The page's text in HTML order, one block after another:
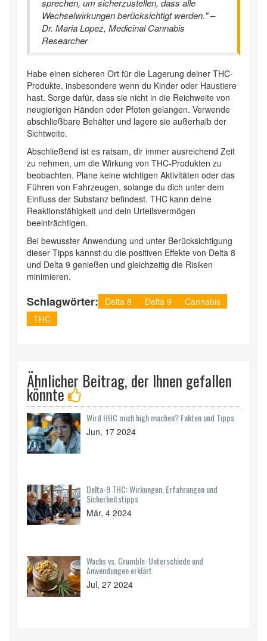
sprechen, um sicherzustellen, dass alle
Wechselwirkungen berücksichtigt werden." –
Dr. Maria Lopez, Medicinal Cannabis
Researcher
Habe einen sicheren Ort für die Lagerung deiner THC-
Produkte, insbesondere wenn du Kinder oder Haustiere
hast. Sorge dafür, dass sie nicht in die Reichweite von
neugierigen Händen oder Pfoten gelangen. Verwende
abschließbare Behälter und lagere sie außerhalb der
Sichtweite.
Abschließend ist es ratsam, dir immer ausreichend Zeit
zu nehmen, um die Wirkung von THC-Produkten zu
beobachten. Plane keine wichtigen Aktivitäten oder das
Führen von Fahrzeugen, solange du dich unter dem
Einfluss der Substanz befindest. THC kann deine
Reaktionsfähigkeit und dein Urteilsvermögen
beeinträchtigen.
Bei bewusster Anwendung und unter Berücksichtigung
dieser Tipps kannst du die positiven Effekte von Delta 8
und Delta 9 genießen und gleichzeitig die Risiken
minimieren.
Schlagwörter: Delta 8 Delta 9
Cannabis
THC
Ähnlicher Beitrag, der Ihnen gefallen
könnte
Wird HHC mich high machen? Fakten und Tipps
Jun, 17 2024
Delta-9 THC: Wirkungen, Erfahrungen und
Sicherheitstipps
Mär, 4 2024
Wachs vs. Crumble: Unterschiede und
Anwendungen erklärt
Jul, 27 2024